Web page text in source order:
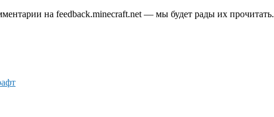
на feedback.minecraft.net — мы будет рады их прочитать.